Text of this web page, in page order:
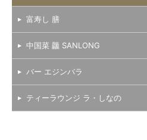
富寿し 膳
中国菜 龘 SANLONG
バー エジンバラ
ティーラウンジ ラ・しなの